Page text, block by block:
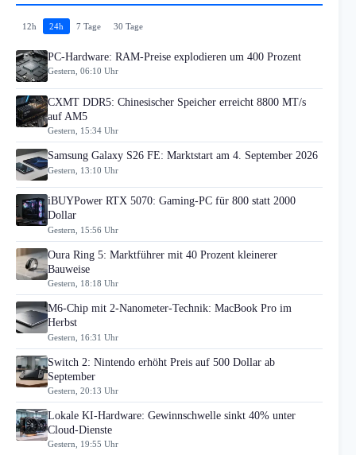
12h 24h 7 Tage 30 Tage
PC-Hardware: RAM-Preise explodieren um 400 Prozent
Gestern, 06:10 Uhr
CXMT DDR5: Chinesischer Speicher erreicht 8800 MT/s
auf AM5
Gestern, 15:34 Uhr
Samsung Galaxy S26 FE: Marktstart am 4. September 2026
Gestern, 13:10 Uhr
iBUYPower RTX 5070: Gaming-PC für 800 statt 2000
Dollar
Gestern, 15:56 Uhr
Oura Ring 5: Marktführer mit 40 Prozent kleinerer
Bauweise
Gestern, 18:18 Uhr
M6-Chip mit 2-Nanometer-Technik: MacBook Pro im
Herbst
Gestern, 16:31 Uhr
Switch 2: Nintendo erhöht Preis auf 500 Dollar ab
September
Gestern, 20:13 Uhr
Lokale KI-Hardware: Gewinnschwelle sinkt 40% unter
Cloud-Dienste
Gestern, 19:55 Uhr